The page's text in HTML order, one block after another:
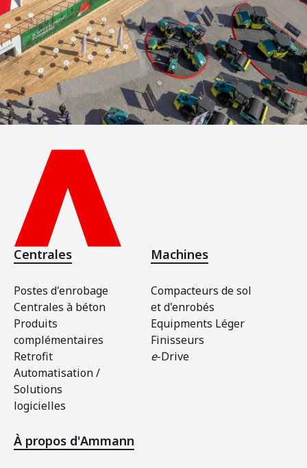
Centrales
Postes d'enrobage
Centrales à béton
Produits
complémentaires
Retrofit
Automatisation /
Solutions
logicielles
Machines
Compacteurs de sol
et d'enrobés
Equipments Léger
Finisseurs
e-Drive
À propos d'Ammann